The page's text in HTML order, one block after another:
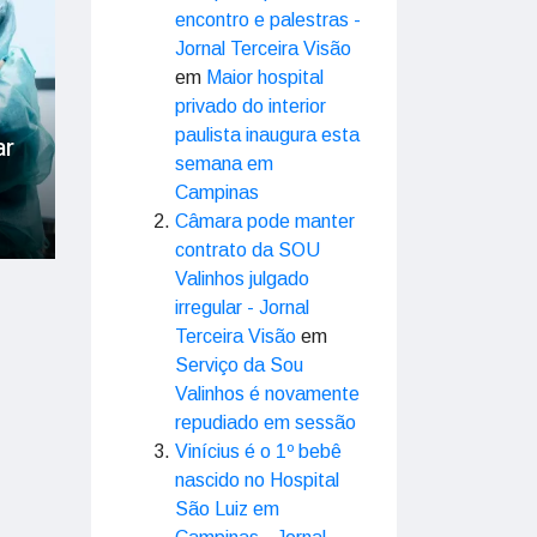
encontro e palestras -
Jornal Terceira Visão
em Maior hospital
privado do interior
paulista inaugura esta
semana em
Campinas
Câmara pode manter
contrato da SOU
Valinhos julgado
irregular - Jornal
Terceira Visão em
Serviço da Sou
Valinhos é novamente
repudiado em sessão
Vinícius é o 1º bebê
nascido no Hospital
São Luiz em